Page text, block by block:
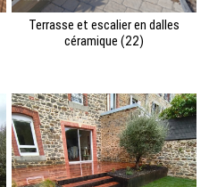
Terrasse et escalier en dalles
céramique (22)